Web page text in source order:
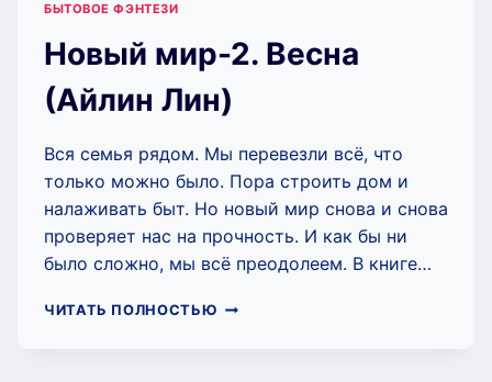
БЫТОВОЕ ФЭНТЕЗИ
Новый мир-2. Весна
(Айлин Лин)
Вся семья рядом. Мы перевезли всё, что
только можно было. Пора строить дом и
налаживать быт. Но новый мир снова и снова
проверяет нас на прочность. И как бы ни
было сложно, мы всё преодолеем. В книге…
ЧИТАТЬ ПОЛНОСТЬЮ НОВЫЙ